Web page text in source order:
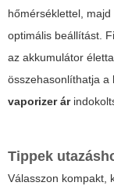
hőmérséklettel,
optimális beállítást.
az akkumulátor
összehasonlíthatja a
vaporizer ár
Tippek
Válasszon kompakt,